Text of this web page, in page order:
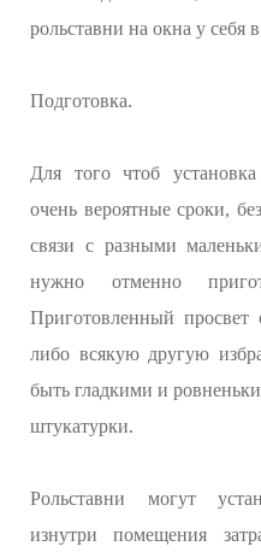
рольставни на окна у себя
Подготовка.
Для того чтоб
очень вероятные сроки,
связи с разными
нужно отменно
Приготовленный просвет
либо всякую другую
быть гладкими и
штукатурки.
Рольставни могут
изнутри помещения